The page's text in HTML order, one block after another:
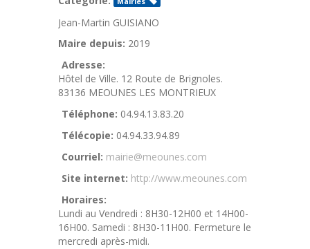
Jean-Martin GUISIANO
Maire depuis: 2019
Adresse:
Hôtel de Ville. 12 Route de Brignoles.
83136 MEOUNES LES MONTRIEUX
Téléphone: 04.94.13.83.20
Télécopie: 04.94.33.94.89
Courriel: mairie@meounes.com
Site internet: http://www.meounes.com
Horaires:
Lundi au Vendredi : 8H30-12H00 et 14H00-
16H00. Samedi : 8H30-11H00. Fermeture le
mercredi après-midi.